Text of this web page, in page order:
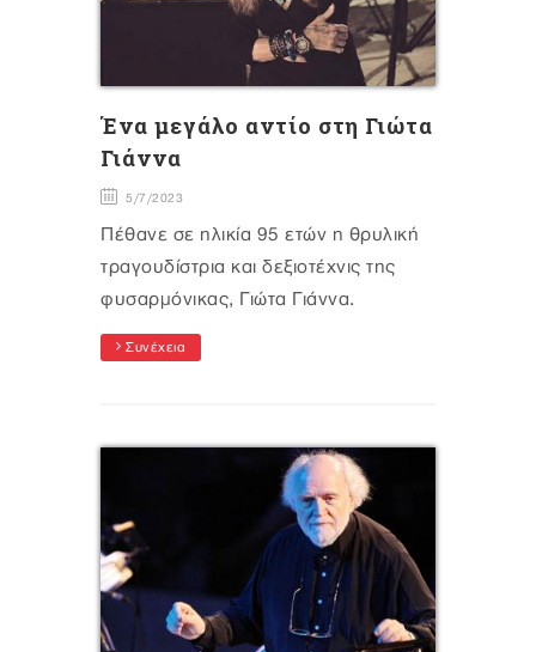
Ένα μεγάλο αντίο στη Γιώτα
Γιάννα
5/7/2023
Πέθανε σε ηλικία 95 ετών η θρυλική
τραγουδίστρια και δεξιοτέχνις της
φυσαρμόνικας, Γιώτα Γιάννα.
Συνέχεια